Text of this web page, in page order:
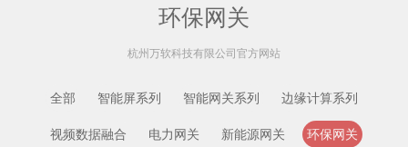
环保网关
杭州万软科技有限公司官方网站
全部 智能屏系列 智能网关系列 边缘计算系列
视频数据融合 电力网关 新能源网关 环保网关